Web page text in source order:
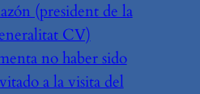
(president de la
CV)
no haber sido
a la visita del